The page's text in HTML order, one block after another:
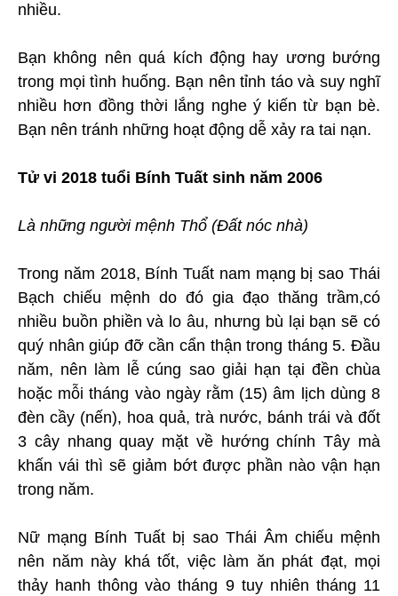
nhiều.
Bạn không nên quá kích động hay ương bướng
trong mọi tình huống. Bạn nên tỉnh táo và suy nghĩ
nhiều hơn đồng thời lắng nghe ý kiến từ bạn bè.
Bạn nên tránh những hoạt động dễ xảy ra tai nạn.
Tử vi 2018 tuổi Bính Tuất sinh năm 2006
Là những người mệnh Thổ (Đất nóc nhà)
Trong năm 2018, Bính Tuất nam mạng bị sao Thái
Bạch chiếu mệnh do đó gia đạo thăng trầm,có
nhiều buồn phiền và lo âu, nhưng bù lại bạn sẽ có
quý nhân giúp đỡ cần cẩn thận trong tháng 5. Đầu
năm, nên làm lễ cúng sao giải hạn tại đền chùa
hoặc mỗi tháng vào ngày rằm (15) âm lịch dùng 8
đèn cầy (nến), hoa quả, trà nước, bánh trái và đốt
3 cây nhang quay mặt về hướng chính Tây mà
khấn vái thì sẽ giảm bớt được phần nào vận hạn
trong năm.
Nữ mạng Bính Tuất bị sao Thái Âm chiếu mệnh
nên năm này khá tốt, việc làm ăn phát đạt, mọi
thảy hanh thông vào tháng 9 tuy nhiên tháng 11